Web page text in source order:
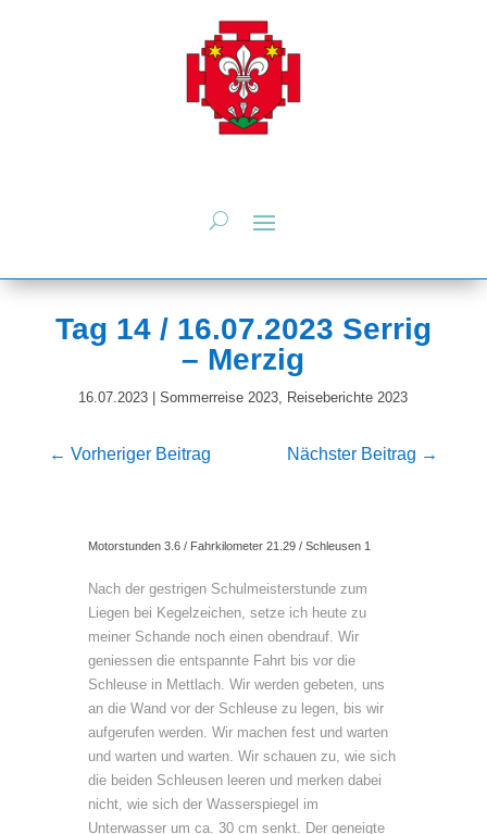
Tag 14 / 16.07.2023 Serrig
– Merzig
16.07.2023 |Sommerreise 2023 Reiseberichte 2023
← Vorheriger Beitrag Nächster Beitrag →
Motorstunden 3.6 / Fahrkilometer 21.29 / Schleusen 1
Nach der gestrigen Schulmeisterstunde zum
Liegen bei Kegelzeichen, setze ich heute zu
meiner Schande noch einen obendrauf. Wir
geniessen die entspannte Fahrt bis vor die
Schleuse in Mettlach. Wir werden gebeten, uns
an die Wand vor der Schleuse zu legen, bis wir
aufgerufen werden. Wir machen fest und warten
und warten und warten. Wir schauen zu, wie sich
die beiden Schleusen leeren und merken dabei
nicht, wie sich der Wasserspiegel im
Unterwasser um ca. 30 cm senkt. Der geneigte